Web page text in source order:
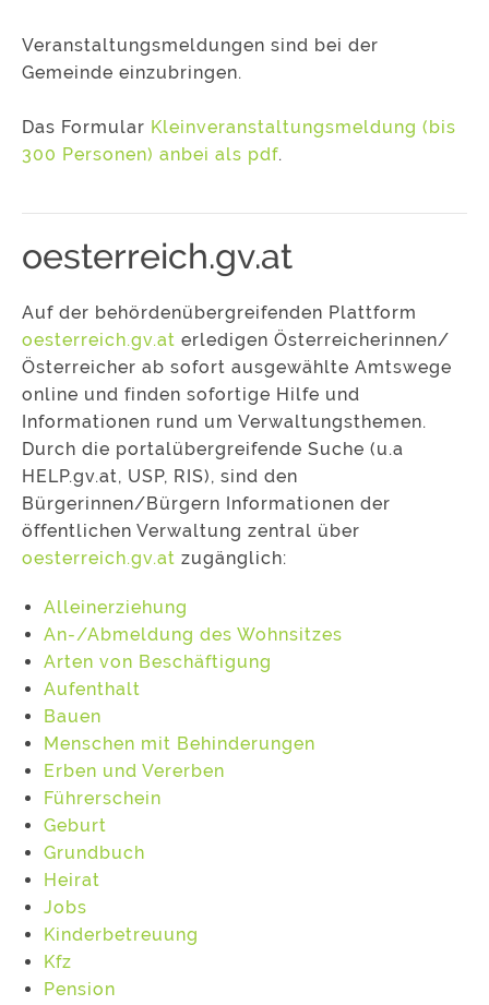
Veranstaltungsmeldungen sind bei der
Gemeinde einzubringen.
Das Formular Kleinveranstaltungsmeldung (bis
300 Personen) anbei als pdf.
oesterreich.gv.at
Auf der behördenübergreifenden Plattform
oesterreich.gv.at erledigen Österreicherinnen/
Österreicher ab sofort ausgewählte Amtswege
online und finden sofortige Hilfe und
Informationen rund um Verwaltungsthemen.
Durch die portalübergreifende Suche (u.a
HELP.gv.at, USP, RIS), sind den
Bürgerinnen/Bürgern Informationen der
öffentlichen Verwaltung zentral über
oesterreich.gv.at zugänglich:
Alleinerziehung
An-/Abmeldung des Wohnsitzes
Arten von Beschäftigung
Aufenthalt
Bauen
Menschen mit Behinderungen
Erben und Vererben
Führerschein
Geburt
Grundbuch
Heirat
Jobs
Kinderbetreuung
Kfz
Pension